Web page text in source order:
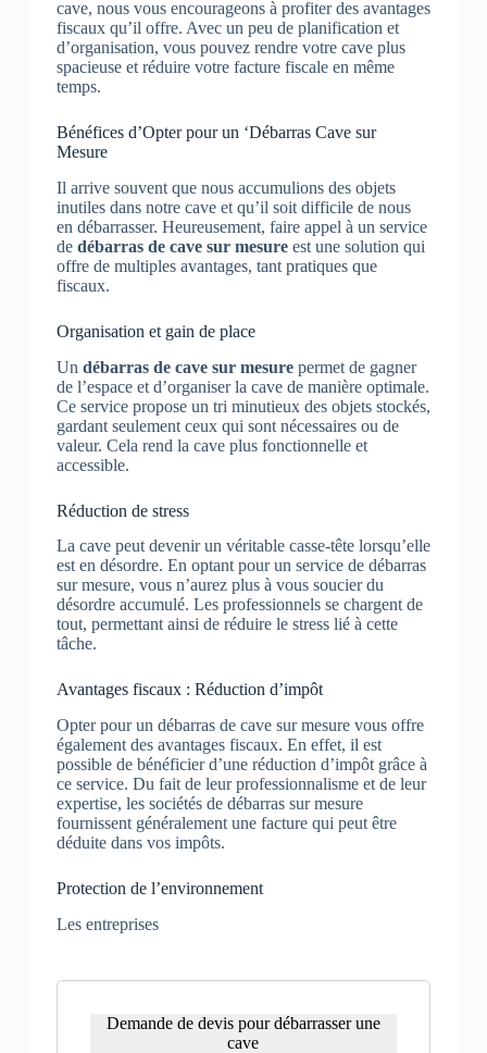
cave, nous vous encourageons à profiter des avantages
fiscaux qu’il offre. Avec un peu de planification et
d’organisation, vous pouvez rendre votre cave plus
spacieuse et réduire votre facture fiscale en même
temps.
Bénéfices d’Opter pour un ‘Débarras Cave sur
Mesure
Il arrive souvent que nous accumulions des objets
inutiles dans notre cave et qu’il soit difficile de nous
en débarrasser. Heureusement, faire appel à un service
de débarras de cave sur mesureest une solution qui
offre de multiples avantages, tant pratiques que
fiscaux.
Organisation et gain de place
Un débarras de cave sur mesurepermet de gagner
de l’espace et d’organiser la cave de manière optimale.
Ce service propose un tri minutieux des objets stockés,
gardant seulement ceux qui sont nécessaires ou de
valeur. Cela rend la cave plus fonctionnelle et
accessible.
Réduction de stress
La cave peut devenir un véritable casse-tête lorsqu’elle
est en désordre. En optant pour un service de débarras
sur mesure, vous n’aurez plus à vous soucier du
désordre accumulé. Les professionnels se chargent de
tout, permettant ainsi de réduire le stress lié à cette
tâche.
Avantages fiscaux : Réduction d’impôt
Opter pour un débarras de cave sur mesure vous offre
également des avantages fiscaux. En effet, il est
possible de bénéficier d’une réduction d’impôt grâce à
ce service. Du fait de leur professionnalisme et de leur
expertise, les sociétés de débarras sur mesure
fournissent généralement une facture qui peut être
déduite dans vos impôts.
Protection de l’environnement
Les entreprises
Demande de devis pour débarrasser une
cave